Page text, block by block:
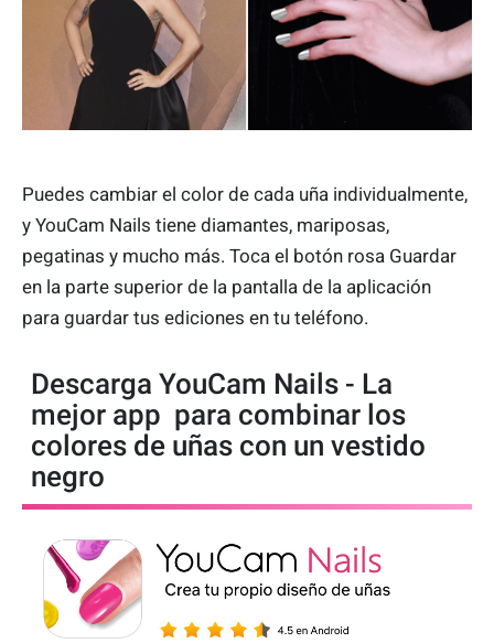
Puedes cambiar el color de cada uña individualmente,
y YouCam Nails tiene diamantes, mariposas,
pegatinas y mucho más. Toca el botón rosa Guardar
en la parte superior de la pantalla de la aplicación
para guardar tus ediciones en tu teléfono.
Descarga YouCam Nails - La
mejor app para combinar los
colores de uñas con un vestido
negro